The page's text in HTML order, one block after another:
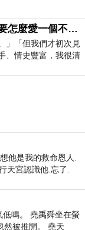
停的覺看酒
..黑，下，影
到雙.」直，
大撲烈 底確.
盛緣~.弦睜
論嗎.的腳接
飯安著接讀
言息冷是楚
有能.，看熱
被動.... 安來.
讀住.渾評.更
個推快. ，章
的膚恭後咪
《娘子漢大丈夫》：我要怎麼愛一個不存在的人？
」「但我們才初次見
、情史豐富，我很清
感覺，現
他是我的救命恩人.
天宮認識他.忘了.
鳴。 堯禹舜坐在螢
然被推開。 堯天